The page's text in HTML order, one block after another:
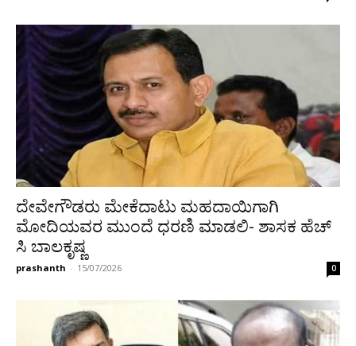
ದೇವೇಗೌಡರು ಮೇಕೆದಾಟು ಮಹದಾಯಿಗಾಗಿ
ಮೋದಿಯವರ ಮುಂದೆ ಧರಣಿ ಮಾಡಲಿ- ಶಾಸಕ ಹೆಚ್
ಸಿ ಬಾಲಕೃಷ್ಣ
prashanth - 15/07/2026 0